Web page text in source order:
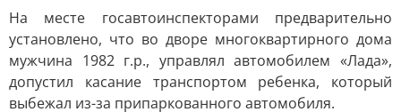
На месте госавтоинспекторами предварительно
установлено, что во дворе многоквартирного дома
мужчина 1982 г.р., управлял автомобилем «Лада»,
допустил касание транспортом ребенка, который
выбежал из-за припаркованного автомобиля.